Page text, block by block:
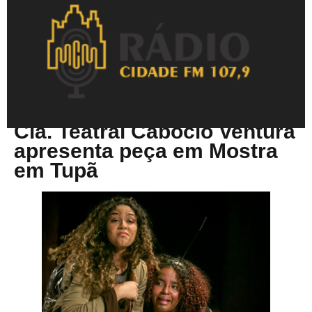
Cia. Teatral Caboclo Ventura
apresenta peça em Mostra
em Tupã